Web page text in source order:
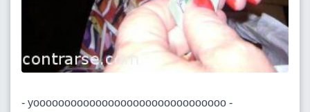
- yooooooooooooooooooooooooooooooo -